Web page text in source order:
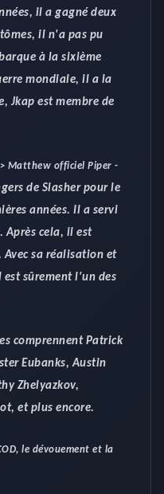
il a gagné deux
il n'a pas pu
à la sixième
mondiale, il a la
Jkap est membre de
Matthew officiel Piper-
de Slasher pour le
années. Il a servi
Après cela, il est
Avec sa réalisation et
sûrement l'un des
comprennent Patrick
Eubanks, Austin
Zhelyazkov,
et plus encore.
le dévouement et la